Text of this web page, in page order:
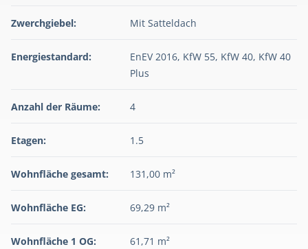
Zwerchgiebel: Mit Satteldach
Energiestandard:
EnEV 2016, KfW 55, KfW 40, KfW 40
Plus
Anzahl der Räume: 4
Etagen: 1.5
Wohnfläche gesamt: 131,00 m²
Wohnfläche EG: 69,29 m²
Wohnfläche 1 OG: 61,71 m²